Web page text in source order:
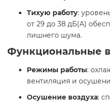
Тихую работу:
от 29 до 38 дБ(А)
лишнего шума.​
Функциональные
Режимы работы:
вентиляция и
Осушение воздуха: